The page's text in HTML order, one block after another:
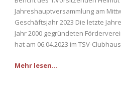
Jahreshauptversammlung am
Geschäftsjahr 2023 Die letzte
Jahr 2000 gegründeten
hat am 06.04.2023 im TSV-
Mehr lesen...